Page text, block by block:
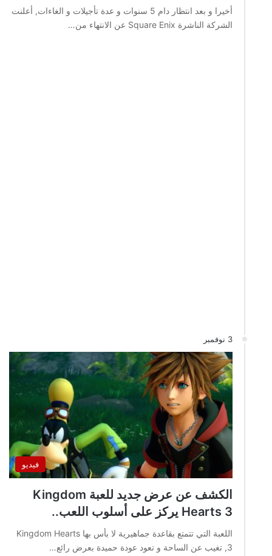
أخيرا و بعد انتظار دام 5 سنوات و عدة تأجيلات و الغاءات, أعلنت
الشركة الناشرة Square Enix عن الانتهاء من…
3 نوفمبر
فيديو
الكشف عن عرض جديد للعبة Kingdom
Hearts 3 يركز على أسلوب اللعب..
اللعبة التي تتمتع بقاعدة جماهيرية لا بأس بها Kingdom Hearts
3, تغيب عن الساحة و تعود عودة حميدة بعرض رائع…